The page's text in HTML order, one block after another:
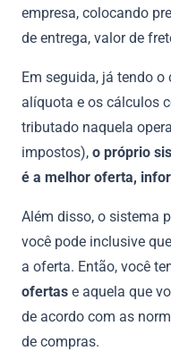
empresa, colocando
de entrega, valor de
Em seguida, já tendo
alíquota e os cálculos
tributado naquela
impostos), o próprio
é a melhor oferta,
Além disso, o sistema
você pode inclusive
a oferta. Então, você
ofertas e aquela que
de acordo com as
de compras.